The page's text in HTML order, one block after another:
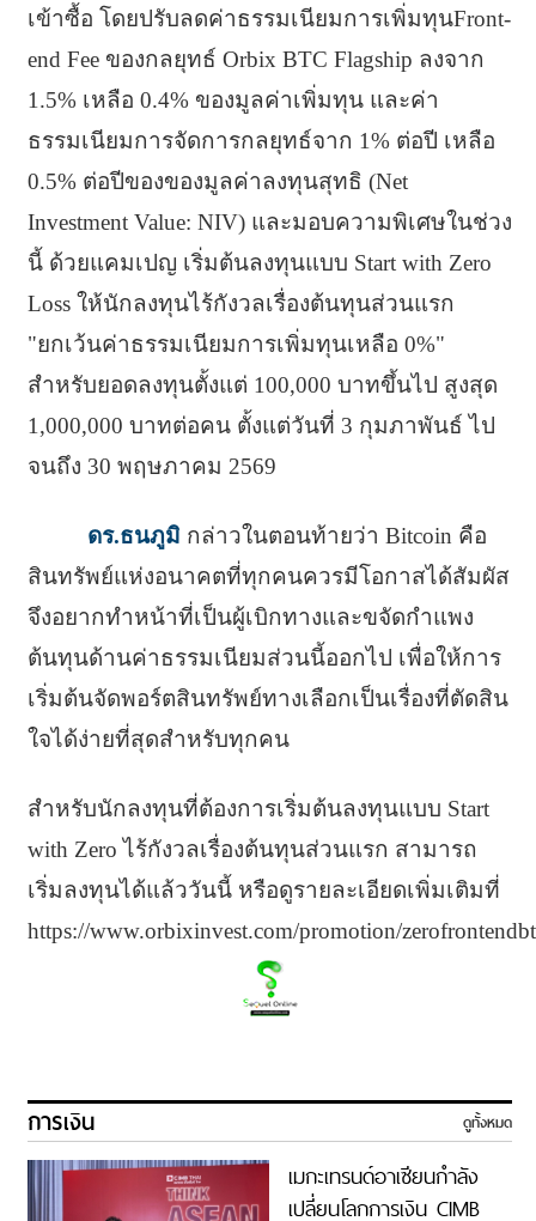
เข้าซื้อ โดยปรับลดค่าธรรมเนียมการเพิ่มทุนFront-
end Fee ของกลยุทธ์ Orbix BTC Flagship ลงจาก
1.5% เหลือ 0.4% ของมูลค่าเพิ่มทุน และค่า
ธรรมเนียมการจัดการกลยุทธ์จาก 1% ต่อปี เหลือ
0.5% ต่อปีของของมูลค่าลงทุนสุทธิ (Net
Investment Value: NIV) และมอบความพิเศษในช่วง
นี้ ด้วยแคมเปญ เริ่มต้นลงทุนแบบ Start with Zero
Loss ให้นักลงทุนไร้กังวลเรื่องต้นทุนส่วนแรก
"ยกเว้นค่าธรรมเนียมการเพิ่มทุนเหลือ 0%"
สำหรับยอดลงทุนตั้งแต่ 100,000 บาทขึ้นไป สูงสุด
1,000,000 บาทต่อคน ตั้งแต่วันที่ 3 กุมภาพันธ์ ไป
จนถึง 30 พฤษภาคม 2569
ดร.ธนภูมิ กล่าวในตอนท้ายว่า Bitcoin คือ
สินทรัพย์แห่งอนาคตที่ทุกคนควรมีโอกาสได้สัมผัส
จึงอยากทำหน้าที่เป็นผู้เบิกทางและขจัดกำแพง
ต้นทุนด้านค่าธรรมเนียมส่วนนี้ออกไป เพื่อให้การ
เริ่มต้นจัดพอร์ตสินทรัพย์ทางเลือกเป็นเรื่องที่ตัดสิน
ใจได้ง่ายที่สุดสำหรับทุกคน
สำหรับนักลงทุนที่ต้องการเริ่มต้นลงทุนแบบ Start
with Zero ไร้กังวลเรื่องต้นทุนส่วนแรก สามารถ
เริ่มลงทุนได้แล้ววันนี้ หรือดูรายละเอียดเพิ่มเติมที่
https://www.orbixinvest.com/promotion/
การเงิน ดูทั้งหมด
เมกะเทรนด์อาเซียนกำลัง
เปลี่ยนโลกการเงิน CIMB